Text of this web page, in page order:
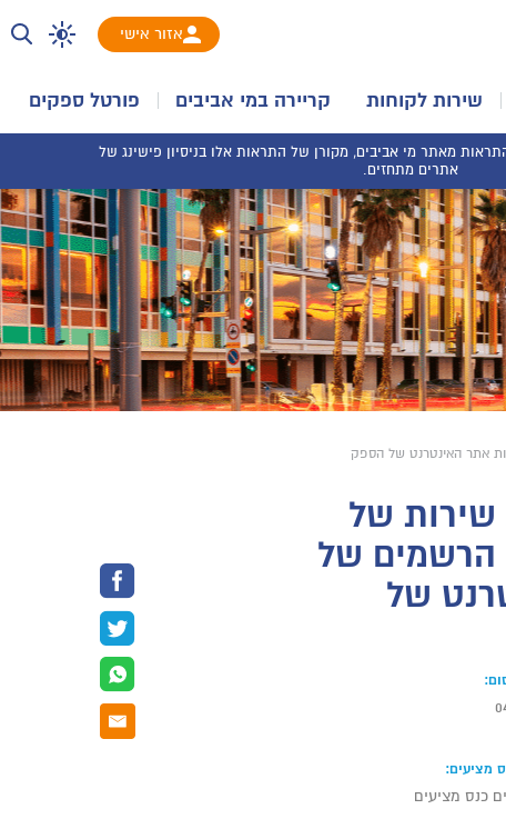
שירות לקוחות קריירה במי אביבים פורטל ספקים
אזור אישי
מאתר מי אביבים, מקורן של התראות אלו בניסיון פישינג של
אתרים מתחזים.
801/21 לקבלת שירות של
הרשמים של
של
מציעים:
כנס מציעים